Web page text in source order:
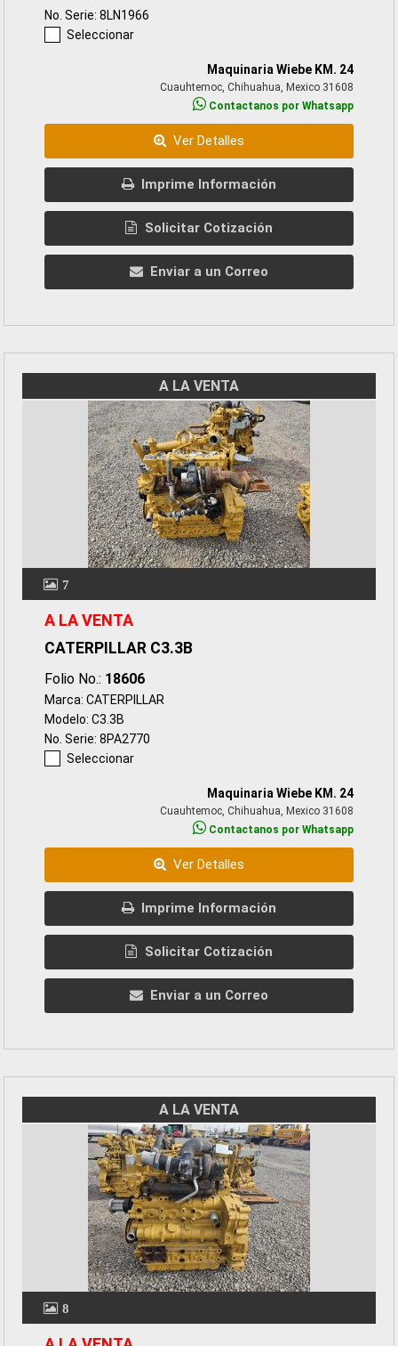
No. Serie: 8LN1966
Seleccionar
Maquinaria Wiebe KM. 24
Cuauhtemoc, Chihuahua, Mexico 31608
Contactanos por Whatsapp
Ver Detalles
Imprime Información
Solicitar Cotización
Enviar a un Correo
A LA VENTA
7
A LA VENTA
CATERPILLAR C3.3B
Folio No.: 18606
Marca: CATERPILLAR
Modelo: C3.3B
No. Serie: 8PA2770
Seleccionar
Maquinaria Wiebe KM. 24
Cuauhtemoc, Chihuahua, Mexico 31608
Contactanos por Whatsapp
Ver Detalles
Imprime Información
Solicitar Cotización
Enviar a un Correo
A LA VENTA
8